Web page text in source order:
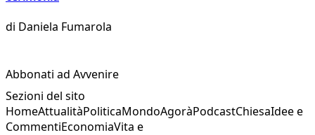
di Daniela Fumarola
Abbonati ad Avvenire
Sezioni del sito
HomeAttualitàPoliticaMondoAgoràPodcastChiesaIdee e
CommentiEconomiaVita e